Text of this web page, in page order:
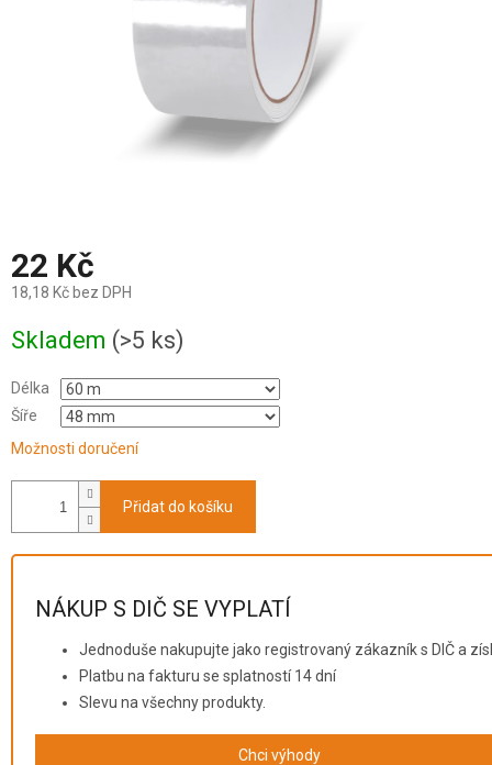
22 Kč
18,18 Kč bez DPH
cena:
Skladem (>5 ks)
Délka
Šíře
Možnosti doručení
Přidat do košíku
NÁKUP S DIČ SE VYPLATÍ
Jednoduše nakupujte jako registrovaný zákazník s DIČ a
Platbu na fakturu se splatností 14 dní
Slevu na všechny produkty.
Chci výhody